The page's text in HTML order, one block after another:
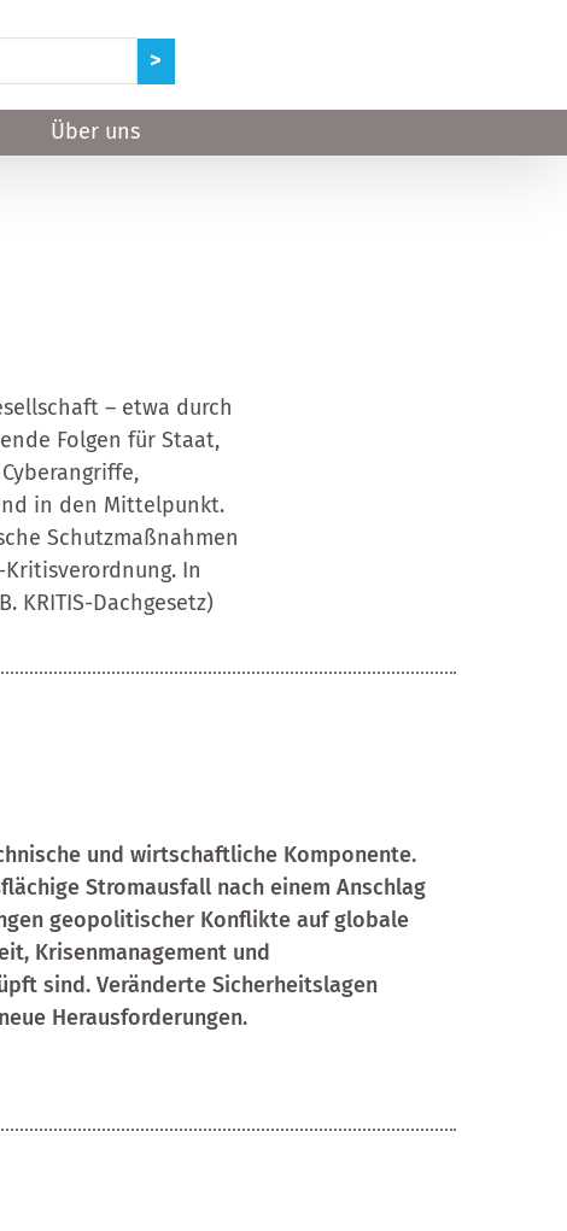
Über uns
– etwa durch
Folgen für Staat,
in den Mittelpunkt.
Schutzmaßnahmen
In
KRITIS-Dachgesetz)
und wirtschaftliche Komponente.
Stromausfall nach einem Anschlag
geopolitischer Konflikte auf globale
Krisenmanagement und
sind. Veränderte Sicherheitslagen
Herausforderungen.